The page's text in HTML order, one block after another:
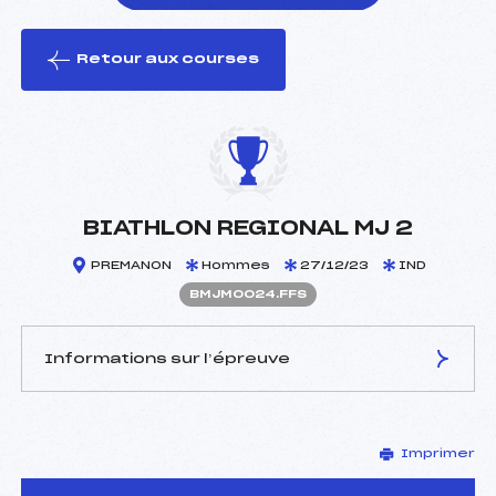
le ski
Retour aux courses
BIATHLON REGIONAL MJ 2
PREMANON Hommes 27/12/23 IND
BMJM0024.FFS
Informations sur l’épreuve
GRANDCLEMENT YVES
(MJ)
Imprimer